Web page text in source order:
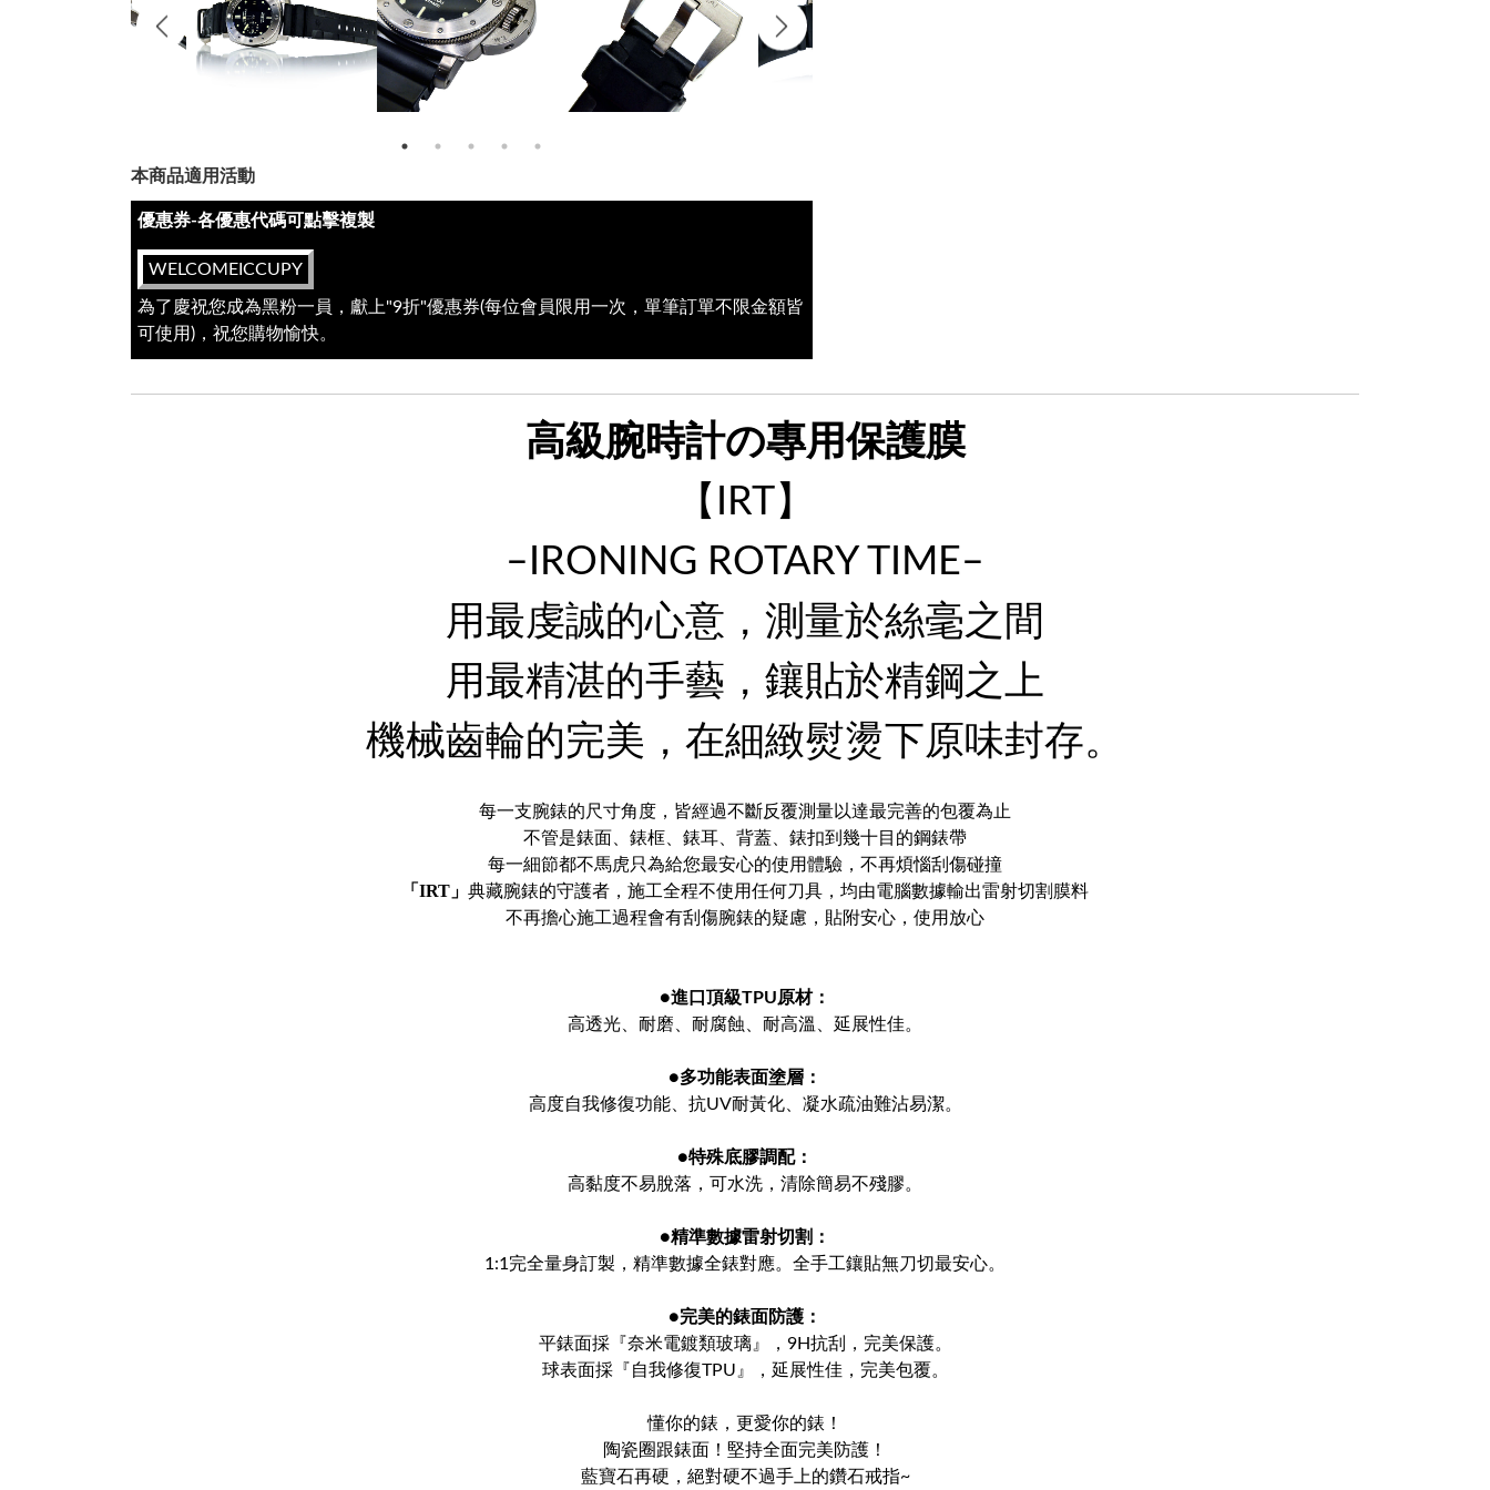
本商品適用活動
優惠券-各優惠代碼可點擊複製
WELCOMEICCUPY
為了慶祝您成為黑粉一員，獻上"9折"優惠券(每位會員限用一次，單筆訂單不限金額皆
可使用)，祝您購物愉快。
高級腕時計の專用保護膜
【IRT】
–IRONING ROTARY TIME–
用最虔誠的心意，測量於絲毫之間
用最精湛的手藝，鑲貼於精鋼之上
機械齒輪的完美，在細緻熨燙下原味封存。
每一支腕錶的尺寸角度，皆經過不斷反覆測量以達最完善的包覆為止
不管是錶面、錶框、錶耳、背蓋、錶扣到幾十目的鋼錶帶
每一細節都不馬虎只為給您最安心的使用體驗，不再煩惱刮傷碰撞
「IRT」 典藏腕錶的守護者，施工全程不使用任何刀具，均由電腦數據輸出雷射切割膜料
不再擔心施工過程會有刮傷腕錶的疑慮，貼附安心，使用放心
●進口頂級TPU原材：
高透光、耐磨、耐腐蝕、耐高溫、延展性佳。
●多功能表面塗層：
高度自我修復功能、抗UV耐黃化、凝水疏油難沾易潔。
●特殊底膠調配：
高黏度不易脫落，可水洗，清除簡易不殘膠。
●精準數據雷射切割：
1:1完全量身訂製，精準數據全錶對應。全手工鑲貼無刀切最安心。
●完美的錶面防護：
平錶面採『奈米電鍍類玻璃』，9H抗刮，完美保護。
球表面採『自我修復TPU』，延展性佳，完美包覆。
懂你的錶，更愛你的錶！
陶瓷圈跟錶面！堅持全面完美防護！
藍寶石再硬，絕對硬不過手上的鑽石戒指~